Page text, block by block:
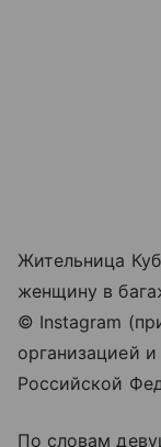
Жительница
женщину в
© Instagram
организацией
Российской
По словам